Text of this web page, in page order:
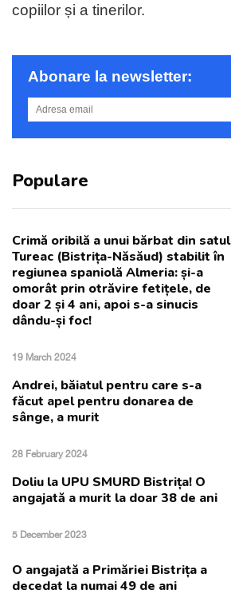
copiilor și a tinerilor.
Abonare la newsletter:
Populare
Crimă oribilă a unui bărbat din satul
Tureac (Bistrița-Năsăud) stabilit în
regiunea spaniolă Almeria: și-a
omorât prin otrăvire fetițele, de
doar 2 și 4 ani, apoi s-a sinucis
dându-și foc!
19 March 2024
Andrei, băiatul pentru care s-a
făcut apel pentru donarea de
sânge, a murit
28 February 2024
Doliu la UPU SMURD Bistrița! O
angajată a murit la doar 38 de ani
5 December 2023
O angajată a Primăriei Bistrița a
decedat la numai 49 de ani